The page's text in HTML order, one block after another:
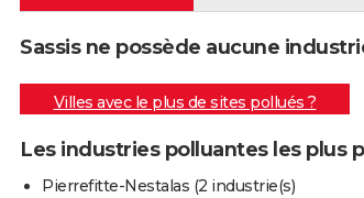
Sassis ne possède aucune
Villes avec le plus de sites pollués ?
Les industries polluantes les plus
Pierrefitte-Nestalas (2 industrie(s)